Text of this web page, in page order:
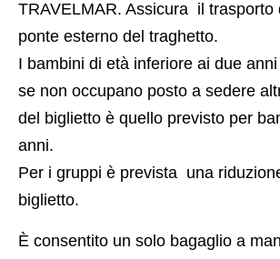
TRAVELMAR. Assicura il trasporto
ponte esterno del traghetto.
I bambini di età inferiore ai due
se non occupano posto a sedere
del biglietto è quello previsto per
anni.
Per i gruppi è prevista una
biglietto.
È consentito un solo bagaglio a